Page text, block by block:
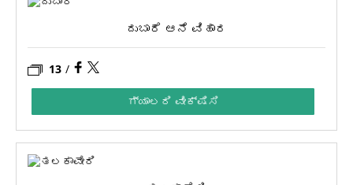
ದುಬಾರೆ ಆನೆ ವಿಹಾರ
13 /
ಗ್ಯಾಲರಿ ವೀಕ್ಷಿಸಿ